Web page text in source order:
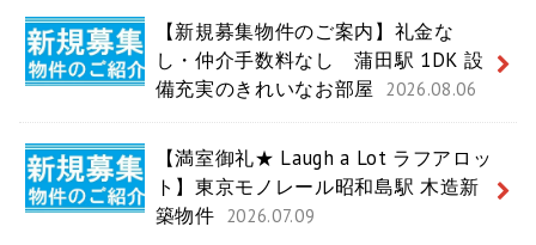
【新規募集物件のご案内】礼金な
し・仲介手数料なし 蒲田駅 1DK 設
備充実のきれいなお部屋
2026.08.06
【満室御礼★ Laugh a Lot ラフアロッ
ト】東京モノレール昭和島駅 木造新
築物件
2026.07.09